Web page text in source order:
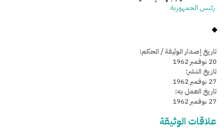
رئيس الجمهورية
تاريخ إصدار الوثيقة / الحكم:
20 نوفمبر 1962
تاريخ النشر:
27 نوفمبر 1962
تاريخ العمل به:
27 نوفمبر 1962
علاقات الوثيقة